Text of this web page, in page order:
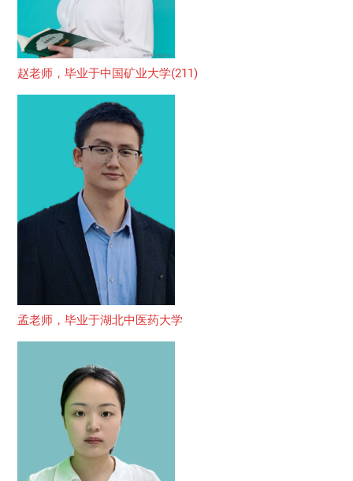
赵老师，毕业于中国矿业大学(211)
孟老师，毕业于湖北中医药大学